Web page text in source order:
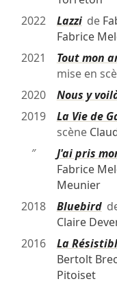
2022
Lazzide
Fabrice
2021
Tout mon
mise en
2020
Nous y
2019
La Vie de
scène
″
J'ai pris
Fabrice
Meunier
2018
Bluebird
Claire
2016
La
Bertolt
Pitoiset